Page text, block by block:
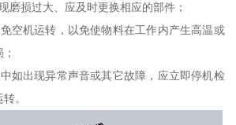
磨损过大、应及时更换相应的部件；
空机运转，以免使物料在工作内产生高温或
如出现异常声音或其它故障，应立即停机检
。